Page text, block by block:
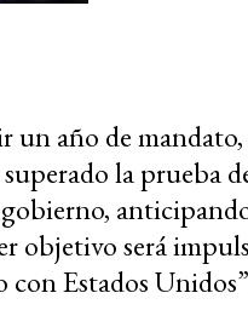
un año de mandato,
la prueba
objetivo será
Estados